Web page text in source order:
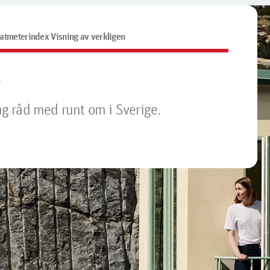
Visning av verkligen
råd med runt om i Sverige.
genomsnittlig 25-åring